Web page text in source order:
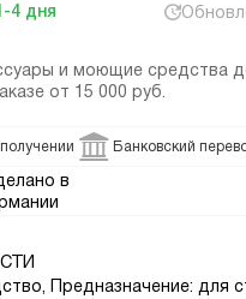
4 дня
и моющие средства
от 15 000 руб.
Банковский
в
Предназначение: для